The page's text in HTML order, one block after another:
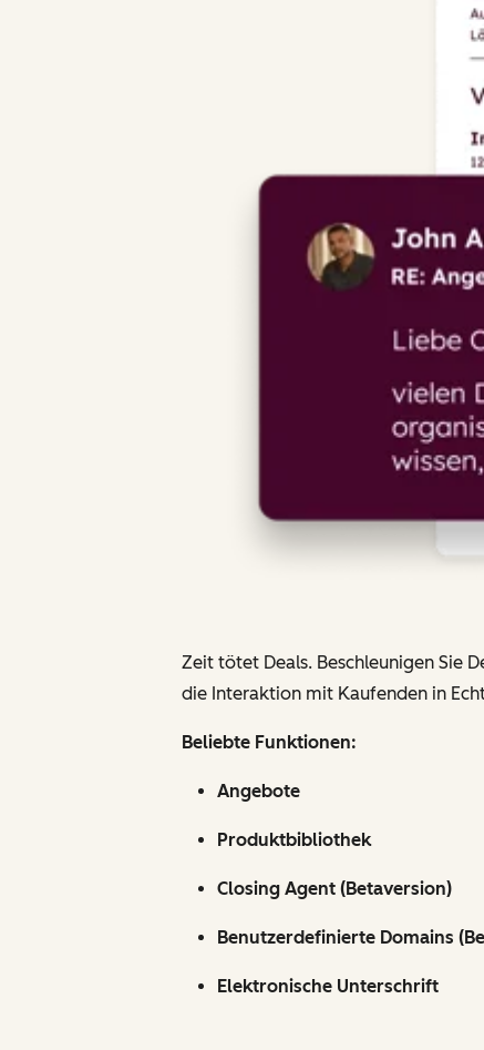
Zeit tötet Deals. Beschleunigen Sie
die Interaktion mit Kaufenden in
Beliebte Funktionen:
Angebote
Produktbibliothek
Closing Agent (Betaversion)
Benutzerdefinierte Domains
Elektronische Unterschrift